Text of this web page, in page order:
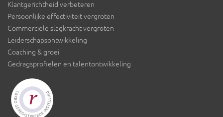
Klantgerichtheid verbeteren
Persoonlijke effectiviteit vergroten
Commerciële slagkracht vergroten
Leiderschapsontwikkeling
Coaching & groei
Gedragsprofielen en talentontwikkeling